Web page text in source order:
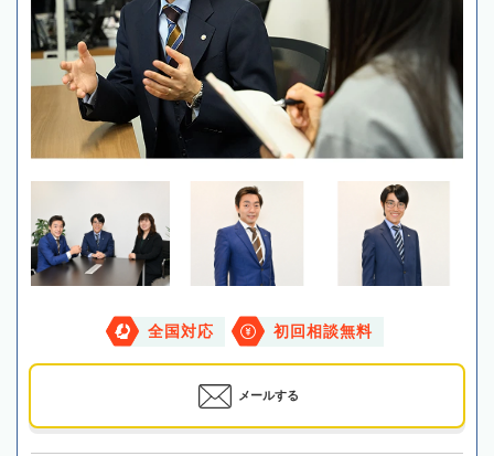
全国対応 初回相談無料
メールする